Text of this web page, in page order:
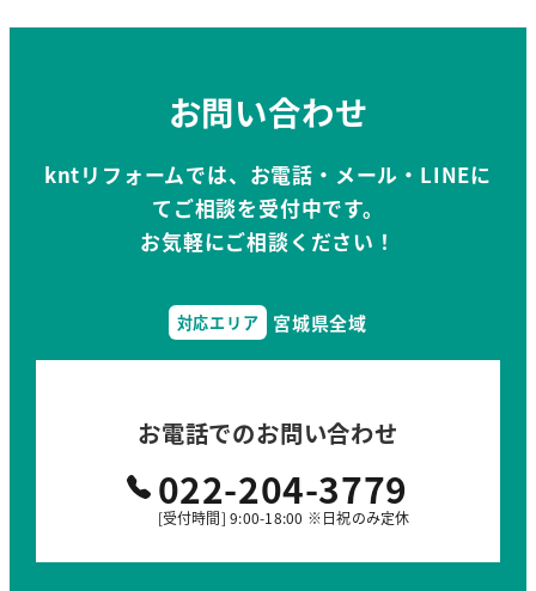
ブ
お問い合わせ
kntリフォームでは、お電話・メール・LINEに
てご相談を受付中です。
お気軽にご相談ください！
対応エリア 宮城県全域
お電話でのお問い合わせ
022-204-3779
[受付時間] 9:00-18:00 ※日祝のみ定休